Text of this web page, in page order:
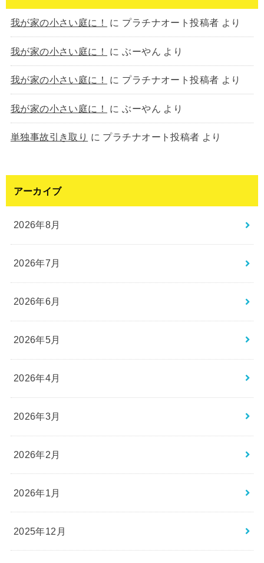
我が家の小さい庭に！ に プラチナオート投稿者 より
我が家の小さい庭に！ にぶーやん より
我が家の小さい庭に！ に プラチナオート投稿者 より
我が家の小さい庭に！ に ぶーやん より
単独事故引き取り に プラチナオート投稿者 より
アーカイブ
2026年8月
2026年7月
2026年6月
2026年5月
2026年4月
2026年3月
2026年2月
2026年1月
2025年12月